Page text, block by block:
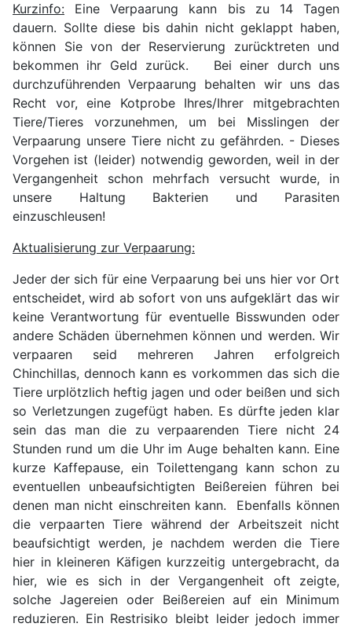
Kurzinfo: Eine Verpaarung kann bis zu 14 Tagen
dauern. Sollte diese bis dahin nicht geklappt haben,
können Sie von der Reservierung zurücktreten und
bekommen ihr Geld zurück. Bei einer durch uns
durchzuführenden Verpaarung behalten wir uns das
Recht vor, eine Kotprobe Ihres/Ihrer mitgebrachten
Tiere/Tieres vorzunehmen, um bei Misslingen der
Verpaarung unsere Tiere nicht zu gefährden. - Dieses
Vorgehen ist (leider) notwendig geworden, weil in der
Vergangenheit schon mehrfach versucht wurde, in
unsere Haltung Bakterien und Parasiten
einzuschleusen!
Aktualisierung zur Verpaarung:
Jeder der sich für eine Verpaarung bei uns hier vor Ort
entscheidet, wird ab sofort von uns aufgeklärt das wir
keine Verantwortung für eventuelle Bisswunden oder
andere Schäden übernehmen können und werden. Wir
verpaaren seid mehreren Jahren erfolgreich
Chinchillas, dennoch kann es vorkommen das sich die
Tiere urplötzlich heftig jagen und oder beißen und sich
so Verletzungen zugefügt haben. Es dürfte jeden klar
sein das man die zu verpaarenden Tiere nicht 24
Stunden rund um die Uhr im Auge behalten kann. Eine
kurze Kaffepause, ein Toilettengang kann schon zu
eventuellen unbeaufsichtigten Beißereien führen bei
denen man nicht einschreiten kann. Ebenfalls können
die verpaarten Tiere während der Arbeitszeit nicht
beaufsichtigt werden, je nachdem werden die Tiere
hier in kleineren Käfigen kurzzeitig untergebracht, da
hier, wie es sich in der Vergangenheit oft zeigte,
solche Jagereien oder Beißereien auf ein Minimum
reduzieren. Ein Restrisiko bleibt leider jedoch immer